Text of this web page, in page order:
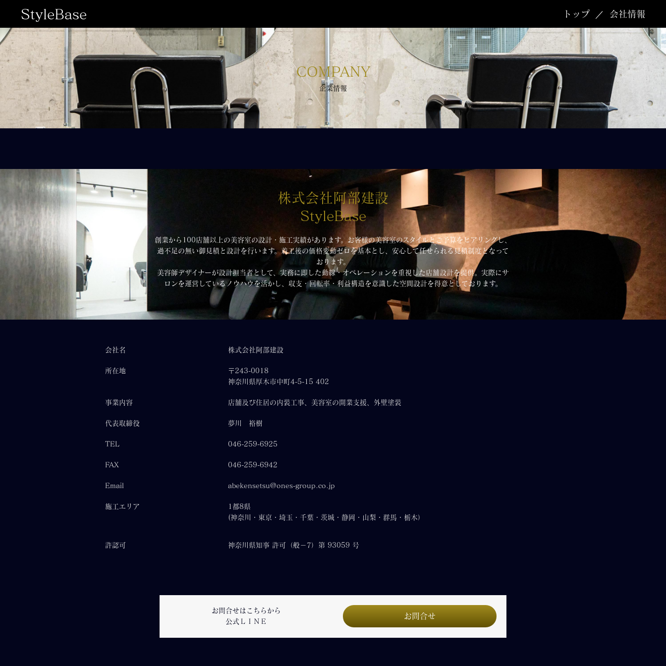
StyleBase トップ 会社情報
COMPANY
企業情報
株式会社阿部建設
StyleBase
創業から100店舗以上の美容室の設計・施工実績があります。お客様の美容室のスタイルとご予算をヒアリングし、
過不足の無い御見積と設計を行います。着工後の価格変動ゼロを基本とし、安心して任せられる見積制度となって
おります。
美容師デザイナーが設計担当者として、実務に即した動線・オペレーションを重視した店舗設計を提供。実際にサ
ロンを運営しているノウハウを活かし、収支・回転率・利益構造を意識した空間設計を得意としております。
会社名 株式会社阿部建設
所在地
〒243-0018
神奈川県厚木市中町4-5-15 402
事業内容 店舗及び住居の内装工事、美容室の開業支援、外壁塗装
代表取締役 夢川 裕樹
TEL 046-259-6925
FAX 046-259-6942
Email abekensetsu@ones-group.co.jp
施工エリア
1都8県
(神奈川・東京・埼玉・千葉・茨城・静岡・山梨・群馬・栃木）
許認可 神奈川県知事 許可（般－7）第 93059 号
お問合せはこちらから
公式ＬＩＮＥ
お問合せ